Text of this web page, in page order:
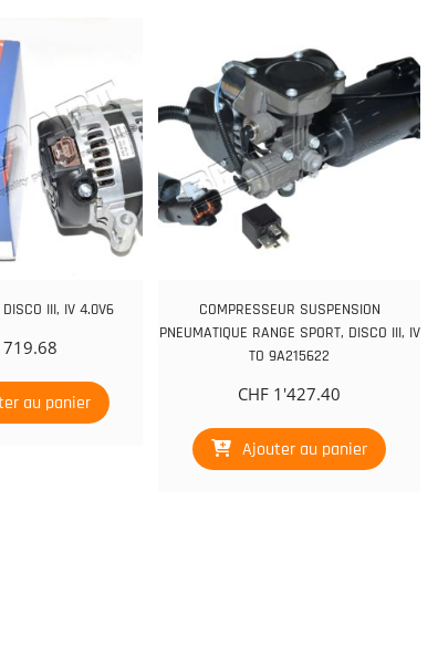
DISCO III, IV 4.0V6
au panier
COMPRESSEUR SUSPENSION
PNEUMATIQUE RANGE SPORT, DISCO III, IV
TO 9A215622
CHF 1'427.40
Ajouter au panier